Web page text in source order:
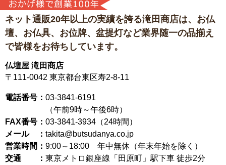
ネット通販20年以上の実績を誇る滝田商店は、 お仏
壇、お仏具、お位牌、盆提灯など業界随一の品揃え
で皆様をお待ちしています。
仏壇屋 滝田商店
〒111-0042 東京都台東区寿2-8-11
電話番号： 03-3841-6191
（午前9時～午後6時）
FAX番号： 03-3841-3934（24時間）
メール ： takita@butsudanya.co.jp
営業時間： 9:00～18:00 年中無休（年末年始を除く）
交通 ： 東京メトロ銀座線「田原町」駅下車 徒歩2分